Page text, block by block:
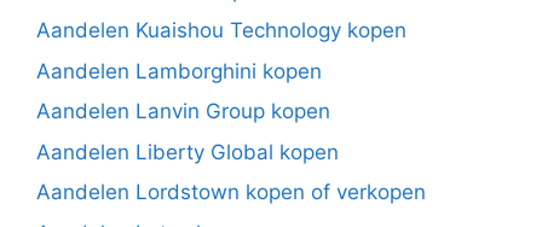
Aandelen Kuaishou Technology kopen
Aandelen Lamborghini kopen
Aandelen Lanvin Group kopen
Aandelen Liberty Global kopen
Aandelen Lordstown kopen of verkopen